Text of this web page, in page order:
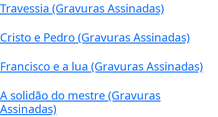
Travessia (Gravuras Assinadas)
Cristo e Pedro (Gravuras Assinadas)
Francisco e a lua (Gravuras Assinadas)
A solidão do mestre (Gravuras
Assinadas)